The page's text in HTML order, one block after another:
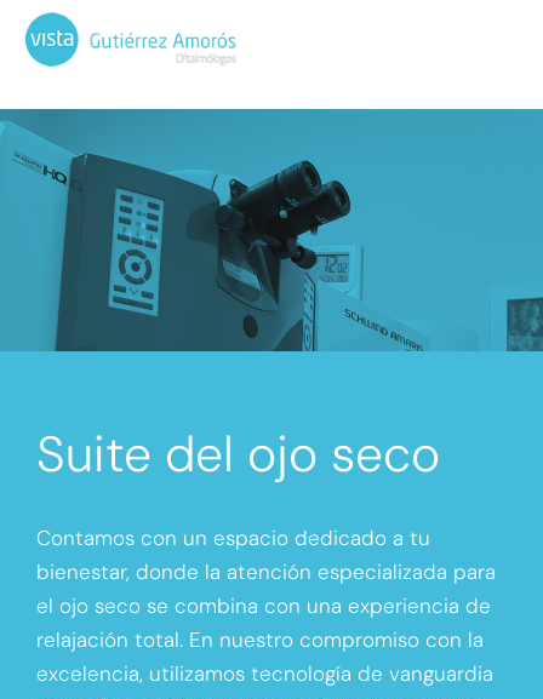
Suite del ojo seco
Contamos con un espacio dedicado a tu
bienestar, donde la atención especializada para
el ojo seco se combina con una experiencia de
relajación total. En nuestro compromiso con la
excelencia, utilizamos tecnología de vanguardia